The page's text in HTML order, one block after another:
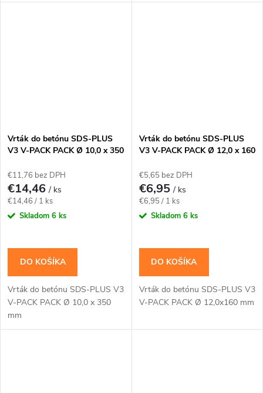
Vrták do betónu SDS-PLUS
V3 V-PACK PACK Ø 10,0 x 350
€11,76 bez DPH
€14,46/ ks
Jednotková
cena:
€14,46 / 1 ks
Skladom 6 ks
DO KOŠÍKA
Vrták do betónu SDS-PLUS V3
V-PACK PACK Ø 10,0 x 350
mm
Vrták do betónu SDS-PLUS
V3 V-PACK PACK Ø 12,0 x 160
€5,65 bez DPH
€6,95/ ks
Jednotková
cena:
€6,95 / 1 ks
Skladom 6 ks
DO KOŠÍKA
Vrták do betónu SDS-PLUS V3
V-PACK PACK Ø 12,0x160 mm